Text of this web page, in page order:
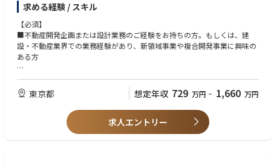
【具体的な仕事内容】
・新領域事業や複合開発事業におけるコンセプト立案および企画構想業務
・空間価値（配置計画・ゾーニング検討等）に関する企画設計業務
・用地特性や法規条件を踏まえた土地活用および計画検討
・収支計画とのバランスを踏まえた事業性の検討
・許認可条件の整理および行政協議対応
・プロジェクト全体の推進業務
変更の範囲:当社が定める基幹業務全般
求める経験 / スキル
【必須】
■不動産開発企画または設計業務のご経験をお持ちの方。もしくは、建
設・不動産業界での業務経験があり、新領域事業や複合開発事業に興味の
ある方
【尚可】
■一級建築士資格を保有されている方
【求める人物タイプ】
■既存の枠組みにとらわれず、新しい価値を創り出したい志向をお持ちの
東京都 想定年収 729 万円 ~ 1,660 万円
求人エントリー